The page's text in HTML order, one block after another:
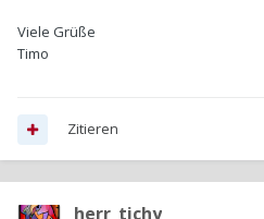
Viele Grüße
Timo
Zitieren
herr_tichy